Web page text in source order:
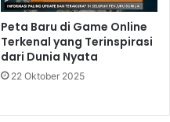
Peta Baru di Game Online
Terkenal yang Terinspirasi
dari Dunia Nyata
22 Oktober 2025